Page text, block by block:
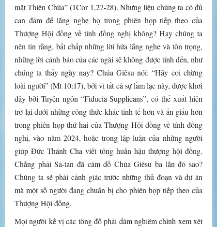
mặt Thiên Chúa” (1Cor 1,27-28). Nhưng liệu chúng ta có đủ
can đảm để lắng nghe họ trong phiên họp tiếp theo của
Thượng Hội đồng về tính đồng nghị không? Hay chúng ta
nên tin rằng, bất chấp những lời hứa lắng nghe và tôn trọng,
những lời cảnh báo của các ngài sẽ không được tính đến, như
chúng ta thấy ngày nay? Chúa Giêsu nói: “Hãy coi chừng
loài người” (Mt 10:17), bởi vì tất cả sự lầm lạc này, được khơi
dậy bởi Tuyên ngôn “Fiducia Supplicans”, có thể xuất hiện
trở lại dưới những công thức khác tinh tế hơn và ẩn giấu hơn
trong phiên họp thứ hai của Thượng Hội đồng về tính đồng
nghị, vào năm 2024, hoặc trong lập luận của những người
giúp Đức Thánh Cha viết tông huấn hậu thượng hội đồng.
Chẳng phải Sa-tan đã cám dỗ Chúa Giêsu ba lần đó sao?
Chúng ta sẽ phải cảnh giác trước những thủ đoạn và dự án
mà một số người đang chuẩn bị cho phiên họp tiếp theo của
Thượng Hội đồng.
Mọi người kế vị các tông đồ phải dám nghiêm chỉnh xem xét